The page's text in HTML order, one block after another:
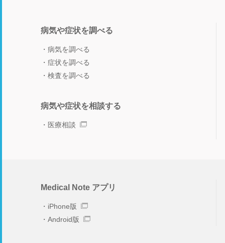
病気や症状を調べる
病気を調べる
症状を調べる
検査を調べる
病気や症状を相談する
医療相談
Medical Note アプリ
iPhone版
Android版